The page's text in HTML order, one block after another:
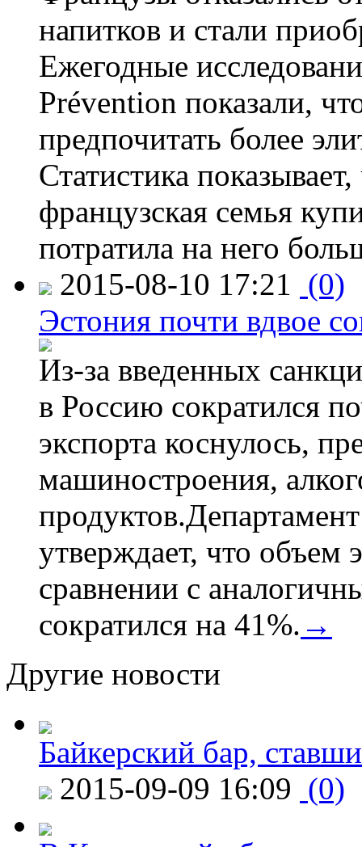
напитков и стали
Ежегодные
Prévention показали,
предпочитать более
Статистика
французская семья
потратила на него
2015-08-10 17:21 (0)
Эстония почти вдвое
Из-за введенных
в Россию сократился
экспорта коснулось,
машиностроения,
утверждает, что объем
сравнении с
сократился на 41%. →
Другие новости
Байкерский бар,
2015-09-09 16:09 (0)